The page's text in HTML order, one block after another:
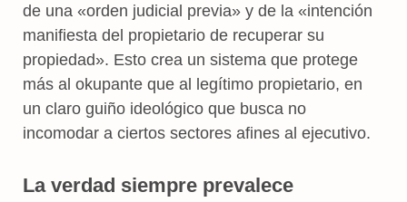
de una «orden judicial previa» y de la «intención
manifiesta del propietario de recuperar su
propiedad». Esto crea un sistema que protege
más al okupante que al legítimo propietario, en
un claro guiño ideológico que busca no
incomodar a ciertos sectores afines al ejecutivo.
La verdad siempre prevalece